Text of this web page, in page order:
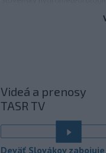
(SHMÚ) vydal výstrahy
Platia aj v okresoch Snina a
17:36 - V dunajských
Bratislave, Komárne a
polroku 2026
spolu 1827 pristátí osobných
kajutových a výletných
Videá a prenosy
TASR TV
Deväť Slovákov zabojuje